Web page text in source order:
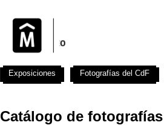
Catálogo de fotografías
Exposiciones Fotografías del CdF